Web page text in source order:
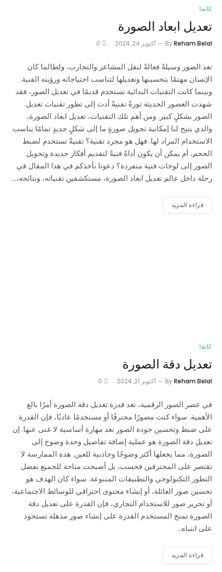
كانفا
تعديل ابعاد الصورة
ByReham Belal أكتوبر 24, 2024 0
تعد الصور وسيلةً فعالةً لنقل المشاعر والتجارب، ولطالما كان
الإنسان مهتمًا بتحسينها وتعديلها لتناسب احتياجاته ورؤيته الفنية.
وبينما كانت التقنيات البدائية تستخدم قديمًا في تعديل الصور، فقد
شهدت العصور الحديثة ثورةً تقنيةً أدت إلى تطور تقنيات تعديل
الصور بشكلٍ كبير. ومن أهم تلك التقنيات، تعديل ابعاد الصورة،
والذي يتيح لنا إمكانية تحويل صورةٍ ما إلى شكلٍ جديدٍ تمامًا يناسب
الاستخدام المراد لها. فهل هو مجرد تقنية؟ تقنيةٌ تستخدم لضبط
الحجم، أم يمكن أن يكون أداةً فنيةً لتقديم أفكار جديدة وتحويل
الصور إلى لوحات فنية متفردة؟ دعونا نأخذكم في هذا المقال في
رحلة داخل عالم تعديل ابعاد الصورة، مستكشفين تقنياته، ونتائجه،…
قراءة المزيد
كانفا
تعديل دقة الصورة
ByReham Belal أكتوبر 21, 2024 0
في عصر الصور الرقمية، تعد قدرة تعديل دقة الصورة أمرًا بالغ
الأهمية. سواء كنت مصورًا محترفًا أو مستخدمًا عاديًا، فإن القدرة
على ضبط وتحسين جودة الصور تعد مهارة أساسية لا غنى عنها. إن
تعديل دقة الصورة هو عملية إضافة تفاصيل وحدة وضوح إلى
الصورة، مما يجعلها أكثر وضوحًا وجاذبية للعين. هذه الممارسة لا
تقتصر على المحترفين فحسب، بل أصبحت متاحة للجميع بفضل
التطور التكنولوجي والتطبيقات المتنوعة. سواء كان الهدف هو
تحسين صور العائلة، أو إنشاء محتوى احترافي للوسائط الاجتماعية،
أو تحرير صور للاستخدام التجاري، فإن القدرة على تعديل دقة
الصورة تمنح المستخدم القدرة على إنشاء صور مذهلة تستحوذ
على انتباه…
قراءة المزيد